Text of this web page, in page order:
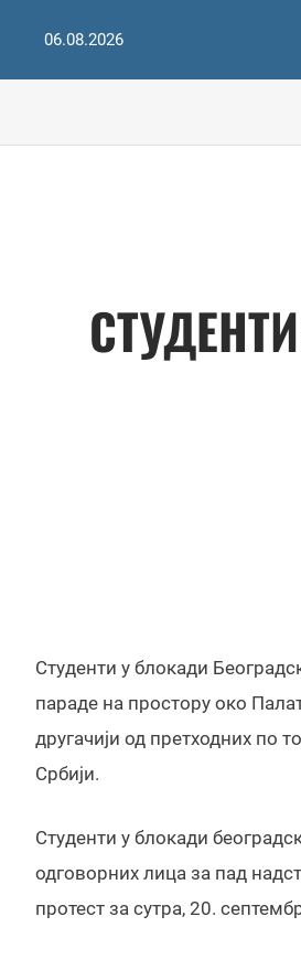
06.08.2026
Студенти у блокади
параде на простору око
другачији од претходних по
Србији.
Студенти у блокади
одговорних лица за пад
протест за сутра, 20.